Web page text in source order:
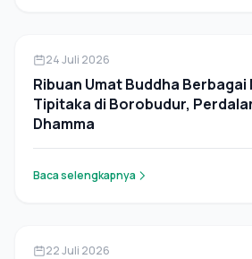
Pers Rilis
24 Juli 2026
Ribuan Umat Buddha Berbagai
Tipitaka di Borobudur,
Dhamma
Baca selengkapnya
Pers Rilis
22 Juli 2026